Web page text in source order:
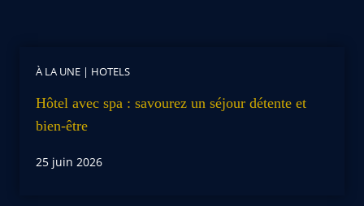
À LA UNE | HOTELS
Hôtel avec spa : savourez un séjour détente et
bien-être
25 juin 2026